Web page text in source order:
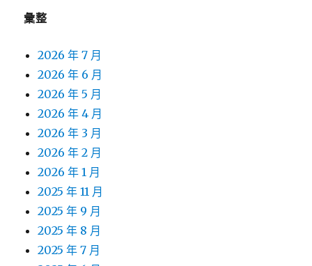
彙整
2026 年 7 月
2026 年 6 月
2026 年 5 月
2026 年 4 月
2026 年 3 月
2026 年 2 月
2026 年 1 月
2025 年 11 月
2025 年 9 月
2025 年 8 月
2025 年 7 月